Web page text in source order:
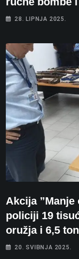
28. LIPNJA 2025.
Akcija
policiji 19
oružja i 6,5
20. SVIBNJA 2025.